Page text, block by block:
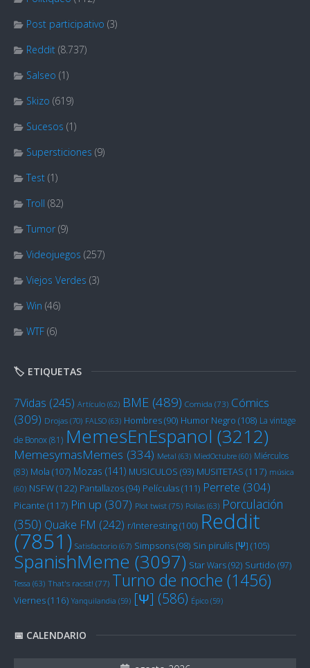
Post participativo (3)
Reddit (8.737)
Salseo (1)
Skizo (619)
Sucesos (1)
Supersticiones (9)
Test (1)
Troll (82)
Tumor (9)
Videojuegos (257)
Viejos Verdes (3)
Win (46)
WTF (6)
🏷️ ETIQUETAS
7Vidas (245) Artículo (62) BME (489) Comida (73) Cómics
(309) Drojas (70) FALSO (63) Hombres(90) Humor Negro (108) La vintage
de Bonox(81) MemesEnEspanol (3212)
MemesymasMemes (334) Metal (63) MiedOctubre (60) Miérculos
(83) Mola (107) Mozas (141) MUSICULOS (93) MUSITETAS (117) música
(60) NSFW(122) Pantallazos(94) Películas(111) Perrete (304)
Picante (117) Pin up (307) Plot twist (75) Pollas (63) Porculación
(350) Quake FM (242) r/Interesting(100) Reddit
(7851) Satisfactorio (67) Simpsons(98) Sin pirulís [Ψ] (105)
SpanishMeme (3097) Star Wars(92) Surtido (97)
Tessa (63) That's racist! (77) Turno de noche (1456)
Viernes(116) Yanquilandia (59) [Ψ] (586) Épico (59)
📅 CALENDARIO